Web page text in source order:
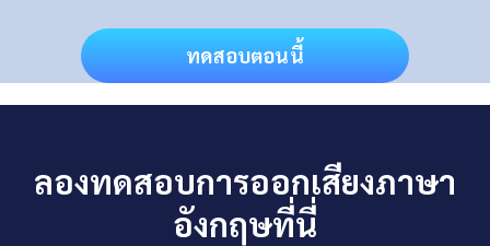
ทดสอบตอนนี้
ลองทดสอบการออกเสียงภาษา
อังกฤษที่นี่